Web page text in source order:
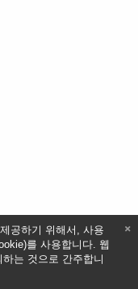
공하기 위해서, 사용
를 사용합니다. 웹
하는 것으로 간주합니